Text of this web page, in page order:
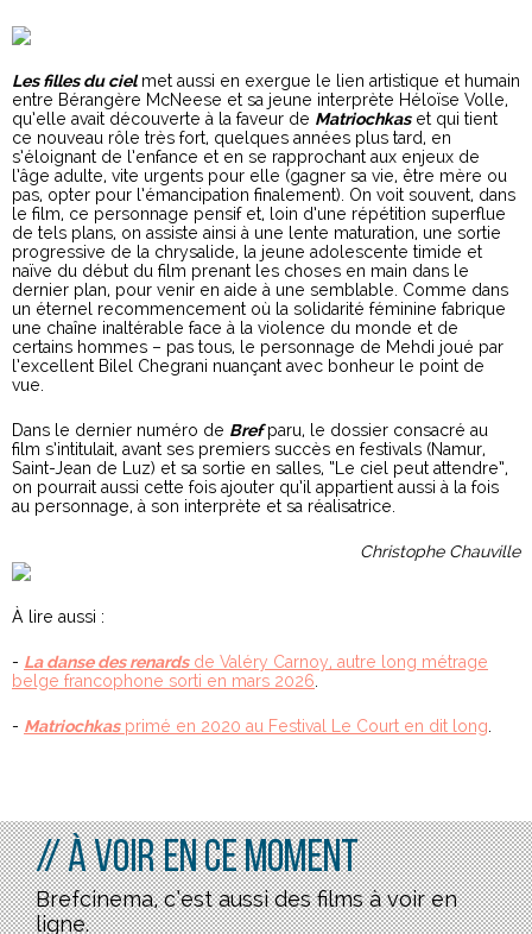
Les filles du cielmet aussi en exergue le lien artistique et humain
entre Bérangère McNeese et sa jeune interprète Héloïse Volle,
qu’elle avait découverte à la faveur de Matriochkaset qui tient
ce nouveau rôle très fort, quelques années plus tard, en
s’éloignant de l’enfance et en se rapprochant aux enjeux de
l’âge adulte, vite urgents pour elle (gagner sa vie, être mère ou
pas, opter pour l’émancipation finalement). On voit souvent, dans
le film, ce personnage pensif et, loin d’une répétition superflue
de tels plans, on assiste ainsi à une lente maturation, une sortie
progressive de la chrysalide, la jeune adolescente timide et
naïve du début du film prenant les choses en main dans le
dernier plan, pour venir en aide à une semblable. Comme dans
un éternel recommencement où la solidarité féminine fabrique
une chaîne inaltérable face à la violence du monde et de
certains hommes – pas tous, le personnage de Mehdi joué par
l’excellent Bilel Chegrani nuançant avec bonheur le point de
vue.
Dans le dernier numéro de Brefparu, le dossier consacré au
film s’intitulait, avant ses premiers succès en festivals (Namur,
Saint-Jean de Luz) et sa sortie en salles, “Le ciel peut attendre”,
on pourrait aussi cette fois ajouter qu’il appartient aussi à la fois
au personnage, à son interprète et sa réalisatrice.
Christophe Chauville
À lire aussi :
- La danse des renardsde Valéry Carnoy, autre long métrage
belge francophone sorti en mars 2026
- Matriochkasprimé en 2020 au Festival Le Court en dit long
// À voir en ce moment
Brefcinema, c’est aussi des films à voir en
ligne.